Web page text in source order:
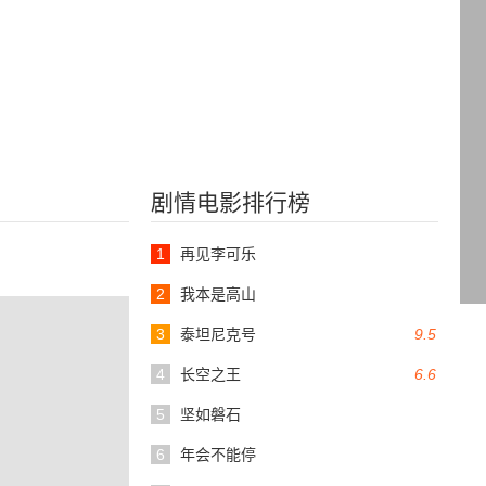
剧情电影排行榜
1 再见李可乐
2 我本是高山
9.5
3 泰坦尼克号
6.6
4 长空之王
5 坚如磐石
6 年会不能停